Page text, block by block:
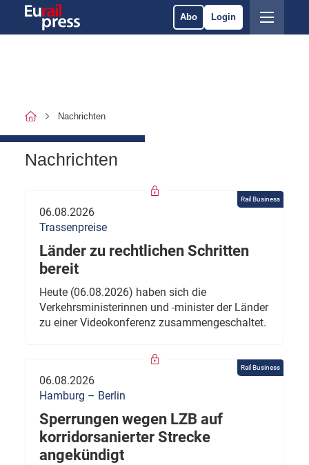
Abo Login
Nachrichten
Nachrichten
Rail Business
06.08.2026
Trassenpreise
Länder zu rechtlichen Schritten
bereit
Heute (06.08.2026) haben sich die
Verkehrsministerinnen und -minister der Länder
zu einer Videokonferenz zusammengeschaltet.
Rail Business
06.08.2026
Hamburg – Berlin
Sperrungen wegen LZB auf
korridorsanierter Strecke
angekündigt